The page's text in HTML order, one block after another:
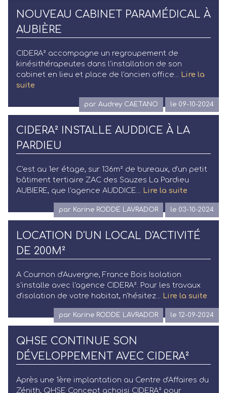
NOUVEAU CABINET PARAMÉDICAL À
AUBIÈRE
CIDERA² accompagne un regroupement de
kinésithérapeutes dans l'installation de son
cabinet en lieu et place de l'ancien office...
Lire la
suite
par Audrey CAETANO le 09-10-2024
CIDERA² INSTALLE AUDDICE À LA
PARDIEU
C'est au 1er étage, sur 136m² de bureaux, d'un petit
bâtiment tertiaire ZAC des Sauzes La Pardieu
AUBIERE, que l'agence AUDDICE...
Lire la suite
par Karine RODDE LAVRADOR le 03-10-2024
LOCATION D'UN LOCAL D'ACTIVITÉ
DE 200M²
A Cournon d'Auvergne, France Bois Isolation
s'installe avec l'agence CIDERA². Pour les travaux
d'isolation de votre habitat, n'hésitez...
Lire la suite
par Karine RODDE LAVRADOR le 12-09-2024
QHSE CONTINUE SON
DÉVELOPPEMENT AVEC CIDERA²
Après une 1ère implantation au Centre d'Affaires du
Zénith, QHSE Concept achoisi CIDERA² pour